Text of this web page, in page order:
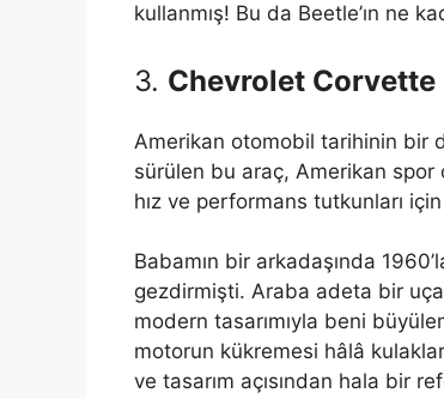
kullanmış! Bu da Beetle’ın ne
3. Chevrolet Corvette
Amerikan otomobil tarihinin bir
sürülen bu araç, Amerikan
hız ve performans tutkunları
Babamın bir arkadaşında
gezdirmişti. Araba adeta bir
modern tasarımıyla beni
motorun kükremesi hâlâ
ve tasarım açısından hala bir